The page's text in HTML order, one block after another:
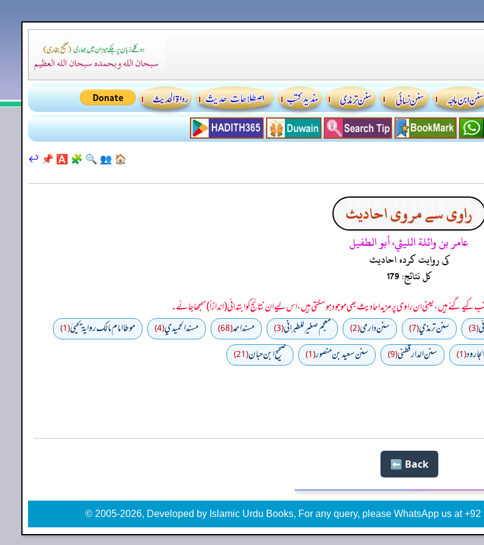
🏠
👥
🔍
🧩
🅰️
📌
↩️
راوی سے مروی احادیث
عامر بن واثلة الليثي، أبو الطفيل
کی روایت کردہ احادیث
کل نتائج: 179
(3) سنن ترمذي(7) سنن دارمي(2) معجم صغير للطبراني(3) مسند احمد(68) مسند الحميدي(4) موطا امام مالك رواية يحييٰ(1)
(1) سنن الدارقطني(9) سنن سعید بن منصور(1) صحیح ابن حبان(21)
Back ⬅️
© 2005-2026, Developed by Islamic Urdu Books, For any query, please WhatsApp us at